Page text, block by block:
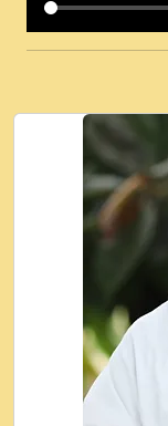
कई पकड
Ki -
#Ishwar
जब से
Rishikesh -
तन हल
गल लग जव त
तू कर
2018 -
Maharaj.mp3